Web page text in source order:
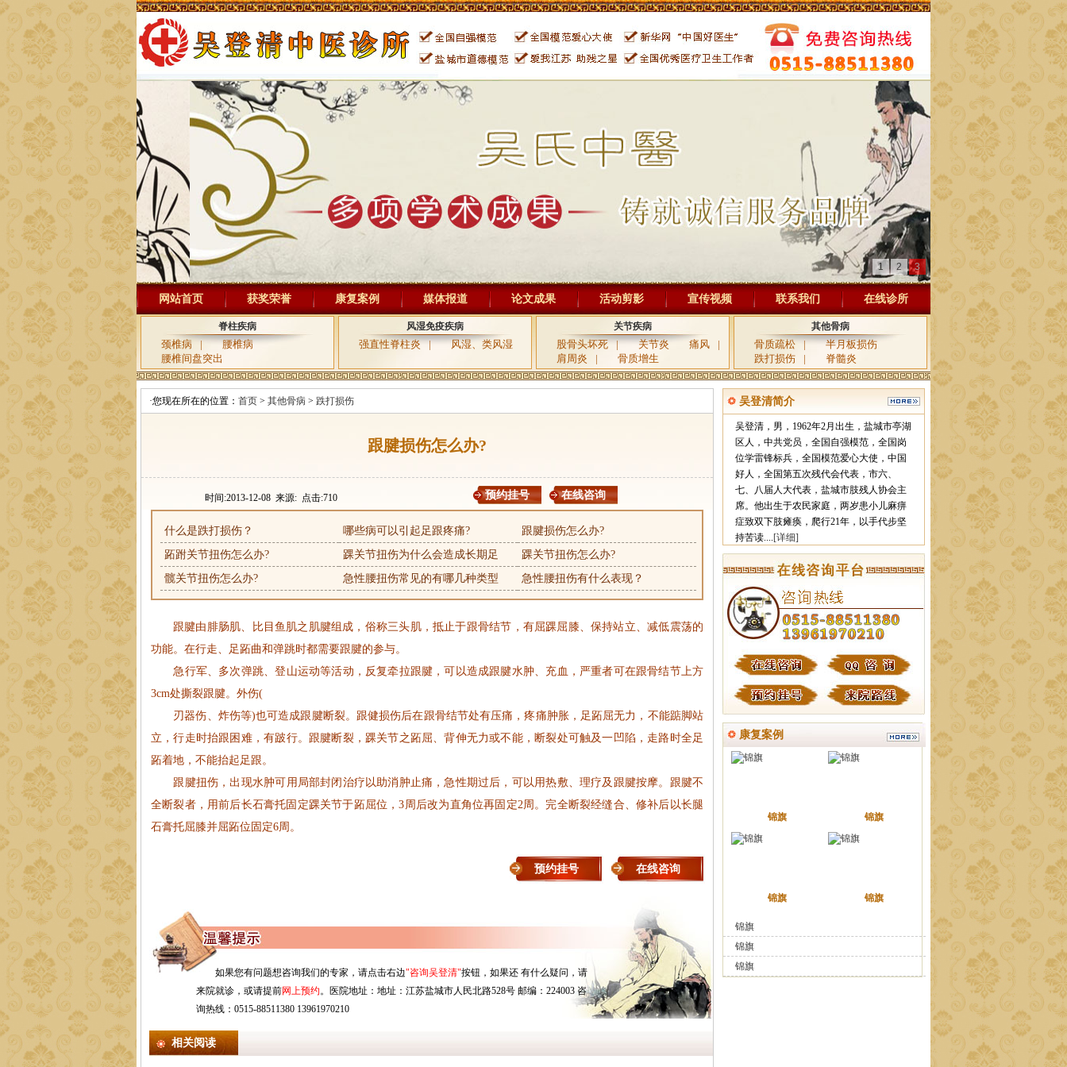
1 2 3
网站首页 获奖荣誉 康复案例 媒体报道 论文成果 活动剪影 宣传视频 联系我们 在线诊所
脊柱疾病
颈椎病 |
腰椎病
腰椎间盘突出
风湿免疫疾病
强直性脊柱炎 | 风湿、类风湿
关节疾病
股骨头坏死 | 关节炎 痛风
|
肩周炎
| 骨质增生
其他骨病
骨质疏松 |
半月板损伤
跌打损伤
| 脊髓炎
·您现在所在的位置： 首页 > 其他骨病 > 跌打损伤
跟腱损伤怎么办?
时间:2013-12-08 来源: 点击:710 在线咨询
预约挂号
什么是跌打损伤？ 哪些病可以引起足跟疼痛?
跟腱损伤怎么办?
跖跗关节扭伤怎么办?
踝关节扭伤为什么会造成长期足
踝关节扭伤怎么办?
髋关节扭伤怎么办?
急性腰扭伤常见的有哪几种类型 急性腰扭伤有什么表现？
跟腱由腓肠肌、比目鱼肌之肌腱组成，俗称三头肌，抵止于跟骨结节，有屈踝屈膝、保持站立、减低震荡的
功能。在行走、足跖曲和弹跳时都需要跟腱的参与。
急行军、多次弹跳、登山运动等活动，反复牵拉跟腱，可以造成跟腱水肿、充血，严重者可在跟骨结节上方
3cm处撕裂跟腱。外伤(
刃器伤、炸伤等)也可造成跟腱断裂。跟健损伤后在跟骨结节处有压痛，疼痛肿胀，足跖屈无力，不能踮脚站
立，行走时抬跟困难，有跛行。跟腱断裂，踝关节之跖屈、背伸无力或不能，断裂处可触及一凹陷，走路时全足
跖着地，不能抬起足跟。
跟腱扭伤，出现水肿可用局部封闭治疗以助消肿止痛，急性期过后，可以用热敷、理疗及跟腱按摩。跟腱不
全断裂者，用前后长石膏托固定踝关节于跖屈位，3周后改为直角位再固定2周。完全断裂经缝合、修补后以长腿
石膏托屈膝并屈跖位固定6周。
在线咨询
预约挂号
如果您有问题想咨询我们的专家，请点击右边"咨询吴登清"按钮，如果还 有什么疑问，请
来院就诊，或请提前网上预约。医院地址：地址：江苏盐城市人民北路528号 邮编：224003 咨
询热线：0515-88511380 13961970210
相关阅读
吴登清简介
吴登清，男，1962年2月出生，盐城市亭湖
区人，中共党员，全国自强模范，全国岗
位学雷锋标兵，全国模范爱心大使，中国
好人，全国第五次残代会代表，市六、
七、八届人大代表，盐城市肢残人协会主
席。他出生于农民家庭，两岁患小儿麻痹
症致双下肢瘫痪，爬行21年，以手代步坚
持苦读....[详细]
栏目ID=4的表不存在(操作类型=0)
QQ咨询
来院路线
康复案例
锦旗 锦旗
锦旗 锦旗
锦旗
锦旗
锦旗